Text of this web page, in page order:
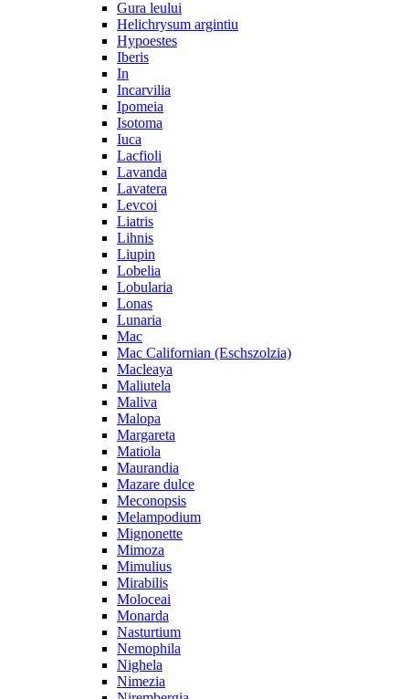
Gura leului
Helichrysum argintiu
Hypoestes
Iberis
In
Incarvilia
Ipomeia
Isotoma
Iuca
Lacfioli
Lavanda
Lavatera
Levcoi
Liatris
Lihnis
Liupin
Lobelia
Lobularia
Lonas
Lunaria
Mac
Mac Californian (Eschszolzia)
Macleaya
Maliutela
Maliva
Malopa
Margareta
Matiola
Maurandia
Mazare dulce
Meconopsis
Melampodium
Mignonette
Mimoza
Mimulius
Mirabilis
Moloceai
Monarda
Nasturtium
Nemophila
Nighela
Nimezia